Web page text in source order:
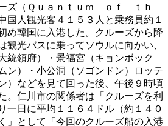
ズ（Ｑｕａｎｔｕｍ ｏｆ ｔｈ
人観光客４１５３人と乗務員約１
め韓国に入港した。クルーズから降
観光バスに乗ってソウルに向かい、
統領府）・景福宮（キョンボック
ン）・小公洞（ソゴンドン）ロッテ
）などを見て回った後、午後９時頃
。仁川市の関係者は「クルーズを利
一日に平均１１６４ドル（約１４０
」として「今回のクルーズ船の入港